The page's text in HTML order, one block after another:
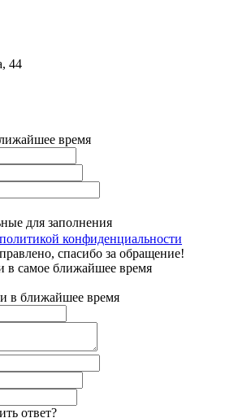
44
время
для заполнения
политикой конфиденциальности
спасибо за обращение!
в самое ближайшее время
в ближайшее время
ответ?